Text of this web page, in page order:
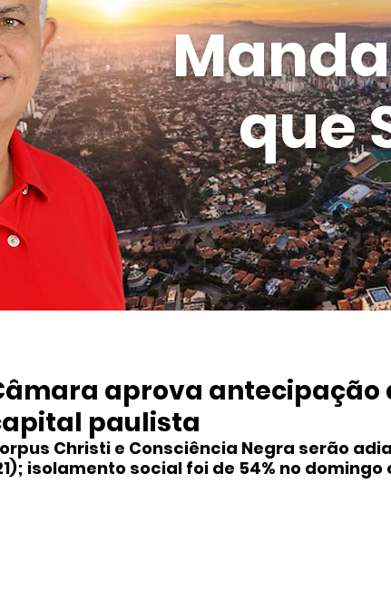
aprova antecipação
paulista
Christi e Consciência Negra serão
isolamento social foi de 54% no domingo
que